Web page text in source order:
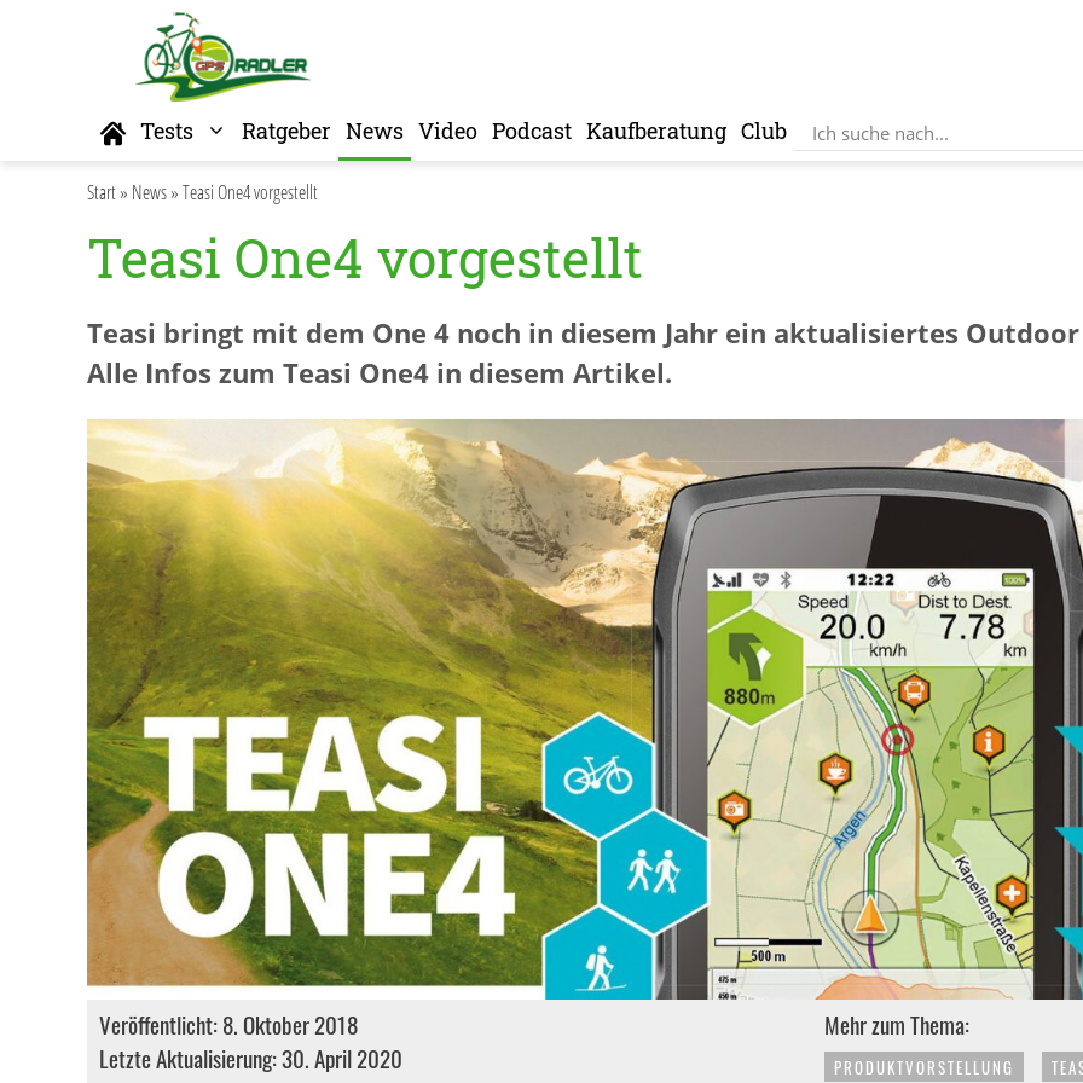
Home
Tests Ratgeber News Video Podcast Kaufberatung Club
Start» News»Teasi One4 vorgestellt
Teasi One4 vorgestellt
Teasi bringt mit dem One 4 noch in diesem Jahr ein aktualisiertes
Alle Infos zum Teasi One4 in diesem Artikel.
Veröffentlicht: 8. Oktober 2018
Letzte Aktualisierung: 30. April 2020
Mehr zum Thema:
PRODUKTVORSTELLUNG